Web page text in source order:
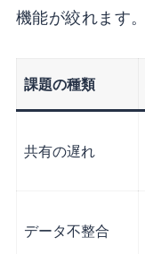
機能が絞れます。
課題の種類
共有の遅れ
データ不整合